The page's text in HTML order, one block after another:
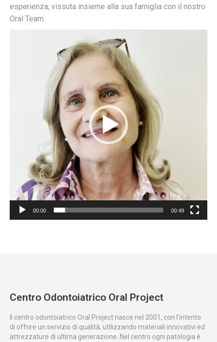
esperienza, vissuta insieme alla sua famiglia con il nostro
Oral Team.
00:00 00:49
Centro Odontoiatrico Oral Project
Il centro odontoiatrico Oral Project nasce nel 2001, con l’intento
di offrire un servizio di qualità, utilizzando materiali innovativi ed
attrezzature di ultima generazione. Nel centro ogni patologia è